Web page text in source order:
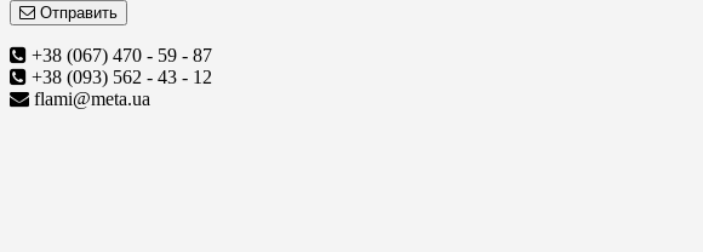
Отправить
+38 (067) 470 - 59 - 87
+38 (093) 562 - 43 - 12
flami@meta.ua